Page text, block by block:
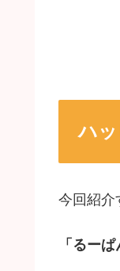
ハ
今回紹介
「るーぱ